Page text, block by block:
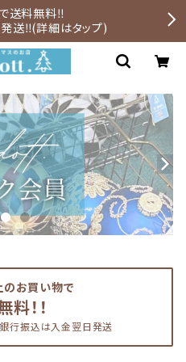
送料無料‼︎
送‼︎(詳細はタップ)
お買い物で
料！！
行振込は入金翌日発送